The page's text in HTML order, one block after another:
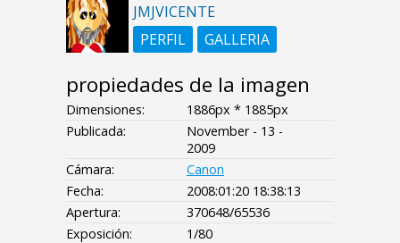
JMJVICENTE
PERFIL
GALLERIA
propiedades de la imagen
Dimensiones:
1886px * 1885px
Publicada:
November - 13 -
2009
Cámara:
Canon
Fecha:
2008:01:20 18:38:13
Apertura:
370648/65536
Exposición:
1/80